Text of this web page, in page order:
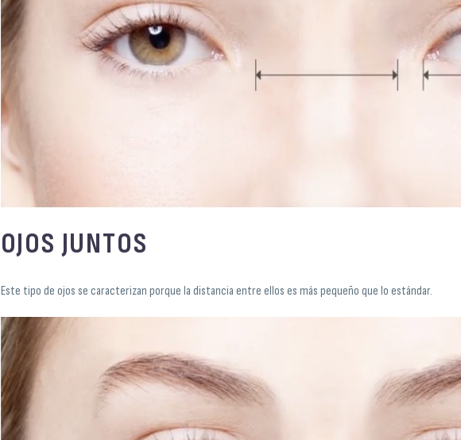
OJOS JUNTOS
Este tipo de ojos se caracterizan porque la distancia entre ellos es más pequeño que lo estándar.